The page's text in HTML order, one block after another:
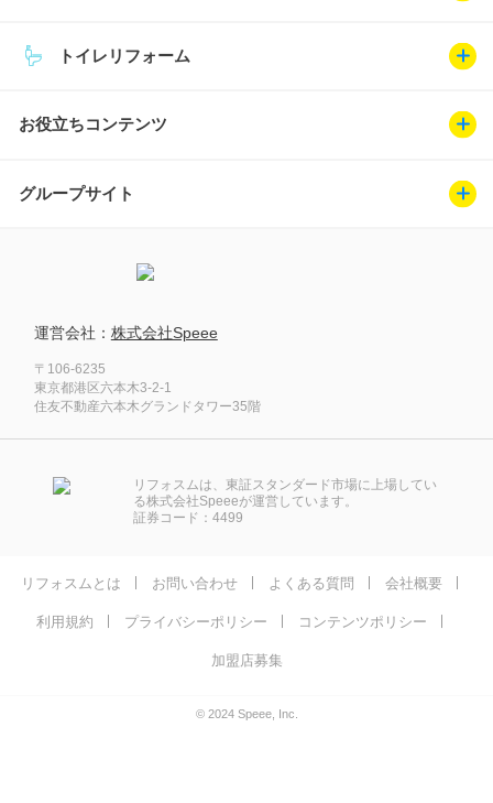
トイレリフォーム
お役立ちコンテンツ
グループサイト
運営会社： 株式会社Speee
〒106-6235
東京都港区六本木3-2-1
住友不動産六本木グランドタワー35階
リフォスムは、東証スタンダード市場に上場してい
る株式会社Speeeが運営しています。
証券コード：4499
リフォスムとは お問い合わせ よくある質問 会社概要
利用規約 プライバシーポリシー コンテンツポリシー
加盟店募集
© 2024 Speee, Inc.